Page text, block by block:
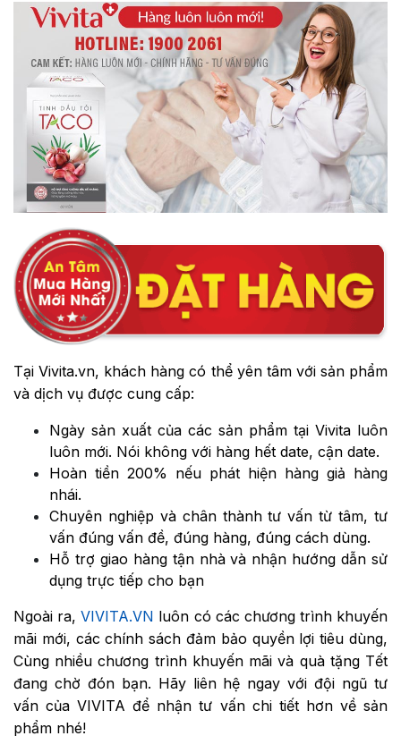
Tại Vivita.vn, khách hàng có thể yên tâm với sản phẩm
và dịch vụ được cung cấp:
Ngày sản xuất của các sản phẩm tại Vivita luôn
luôn mới. Nói không với hàng hết date, cận date.
Hoàn tiền 200% nếu phát hiện hàng giả hàng
nhái.
Chuyên nghiệp và chân thành tư vấn từ tâm, tư
vấn đúng vấn đề, đúng hàng, đúng cách dùng.
Hỗ trợ giao hàng tận nhà và nhận hướng dẫn sử
dụng trực tiếp cho bạn
Ngoài ra,VIVITA.VN luôn có các chương trình khuyến
mãi mới, các chính sách đảm bảo quyền lợi tiêu dùng,
Cùng nhiều chương trình khuyến mãi và quà tặng Tết
đang chờ đón bạn. Hãy liên hệ ngay với đội ngũ tư
vấn của VIVITA để nhận tư vấn chi tiết hơn về sản
phẩm nhé!